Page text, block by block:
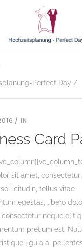
Perfect Day /
IN
Card
sit amet, consectetur
tellus vitae
egestas, libero
consectetur neque elit
pretium est.
ligula a,